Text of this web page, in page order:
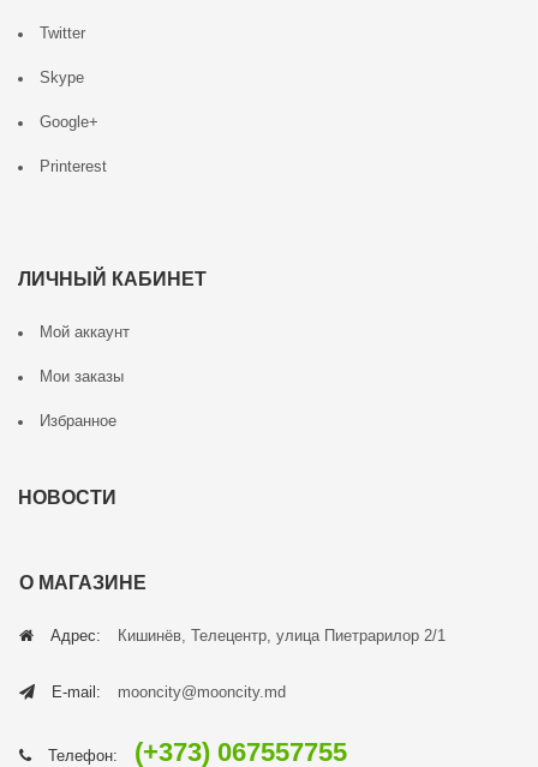
Twitter
Skype
Google+
Printerest
ЛИЧНЫЙ КАБИНЕТ
Мой аккаунт
Мои заказы
Избранное
НОВОСТИ
О МАГАЗИНЕ
Адрес: Кишинёв, Телецентр, улица Пиетрарилор 2/1
E-mail: mooncity@mooncity.md
Телефон: (+373) 067557755